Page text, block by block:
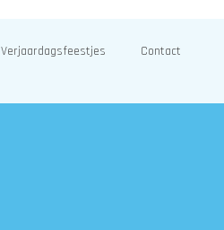
Verjaardagsfeestjes Contact